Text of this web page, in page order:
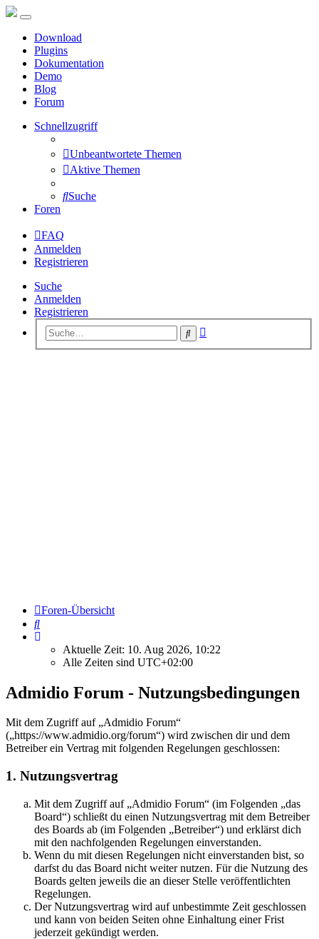
Download
Plugins
Dokumentation
Demo
Blog
Forum
Schnellzugriff
Unbeantwortete Themen
Aktive Themen
Suche
Foren
FAQ
Anmelden
Registrieren
Suche
Anmelden
Registrieren
Suche
Foren-Übersicht
Suche
Aktuelle Zeit: 10. Aug 2026, 10:22
Alle Zeiten sind UTC+02:00
Admidio Forum - Nutzungsbedingungen
Mit dem Zugriff auf „Admidio Forum“
(„https://www.admidio.org/forum“) wird zwischen dir und dem
Betreiber ein Vertrag mit folgenden Regelungen geschlossen:
1. Nutzungsvertrag
Mit dem Zugriff auf „Admidio Forum“ (im Folgenden „das
Board“) schließt du einen Nutzungsvertrag mit dem Betreiber
des Boards ab (im Folgenden „Betreiber“) und erklärst dich
mit den nachfolgenden Regelungen einverstanden.
Wenn du mit diesen Regelungen nicht einverstanden bist, so
darfst du das Board nicht weiter nutzen. Für die Nutzung des
Boards gelten jeweils die an dieser Stelle veröffentlichten
Regelungen.
Der Nutzungsvertrag wird auf unbestimmte Zeit geschlossen
und kann von beiden Seiten ohne Einhaltung einer Frist
jederzeit gekündigt werden.